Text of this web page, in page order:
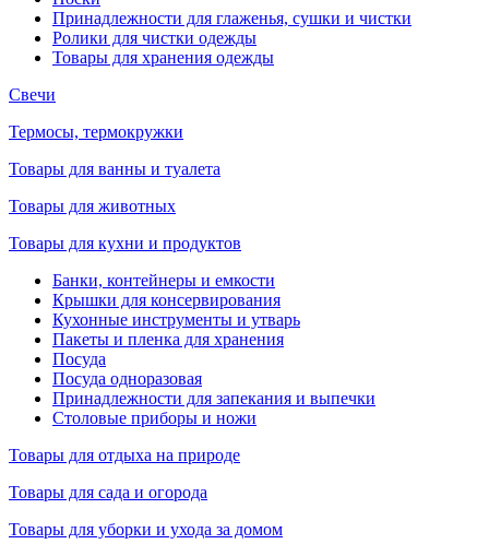
Принадлежности для глаженья, сушки и чистки
Ролики для чистки одежды
Товары для хранения одежды
Свечи
Термосы, термокружки
Товары для ванны и туалета
Товары для животных
Товары для кухни и продуктов
Банки, контейнеры и емкости
Крышки для консервирования
Кухонные инструменты и утварь
Пакеты и пленка для хранения
Посуда
Посуда одноразовая
Принадлежности для запекания и выпечки
Столовые приборы и ножи
Товары для отдыха на природе
Товары для сада и огорода
Товары для уборки и ухода за домом